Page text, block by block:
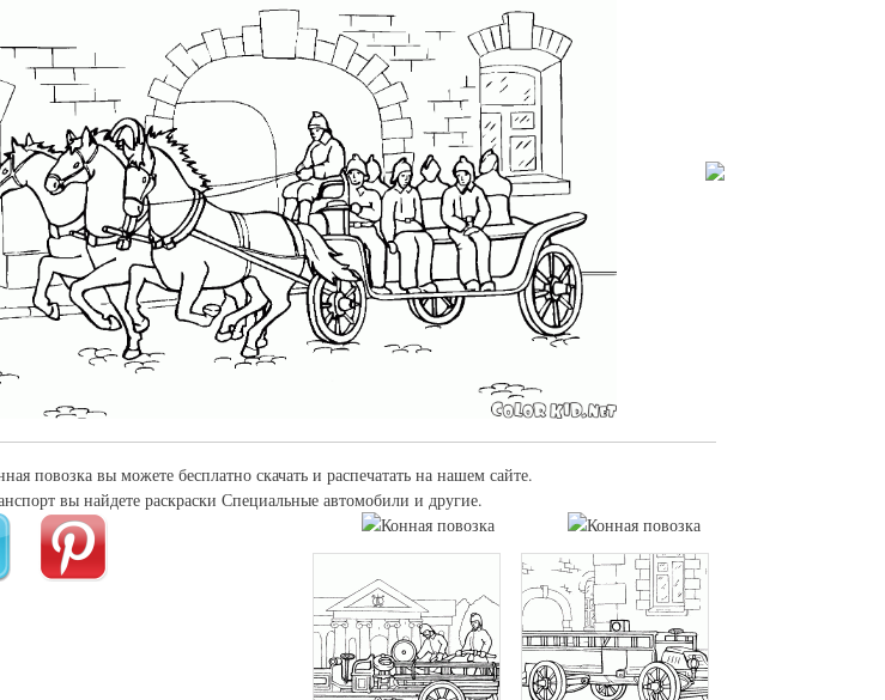
повозка вы можете бесплатно скачать и распечатать на нашем сайте.
вы найдете раскраски Специальные автомобили и другие.